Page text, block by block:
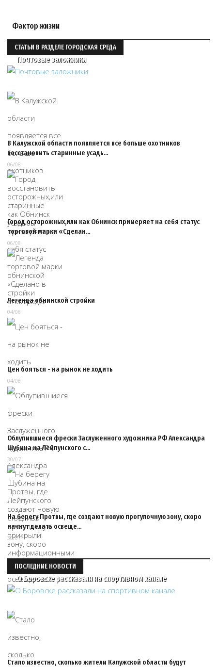
Фактор жизни
СТАТЬИ В РАЗДЕЛЕ ГОРОДСКАЯ СРЕДА
Почтовые заложники
В Калужской области появляется все больше охотников
восстановить старинные усадь…
06/08
Город осторожных,или как Обнинск примеряет на себя статус
торговой марки «Сделан…
06/08
Легенда обнинской стройки
04/08
Цен бояться - на рынок не ходить
04/08
Облупившиеся фрески Заслуженного художника РФ Александра
Шубина на Лейпунского с…
30/07
На берегу Протвы, где создают новую прогулочную зону, скоро
начнут делать освеще…
30/07
ПОСЛЕДНИЕ НОВОСТИ
О Боровске рассказали на спортивном канале
Стало известно, сколько жители Калужской области будут